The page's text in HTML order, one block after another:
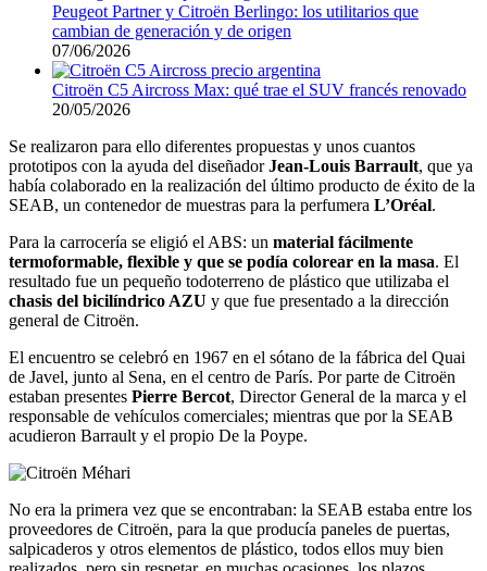
Peugeot Partner y Citroën Berlingo: los utilitarios que
cambian de generación y de origen
07/06/2026
Citroën C5 Aircross Max: qué trae el SUV francés renovado
20/05/2026
Se realizaron para ello diferentes propuestas y unos cuantos
prototipos con la ayuda del diseñadorJean-Louis Barrault, que ya
había colaborado en la realización del último producto de éxito de la
SEAB, un contenedor de muestras para la perfumera L’Oréal.
Para la carrocería se eligió el ABS: un material fácilmente
termoformable, flexible y que se podía colorear en la masa. El
resultado fue un pequeño todoterreno de plástico que utilizaba el
chasis del bicilíndrico AZU y que fue presentado a la dirección
general de Citroën.
El encuentro se celebró en 1967 en el sótano de la fábrica del Quai
de Javel, junto al Sena, en el centro de París. Por parte de Citroën
estaban presentes Pierre Bercot, Director General de la marca y el
responsable de vehículos comerciales; mientras que por la SEAB
acudieron Barrault y el propio De la Poype.
No era la primera vez que se encontraban: la SEAB estaba entre los
proveedores de Citroën, para la que producía paneles de puertas,
salpicaderos y otros elementos de plástico, todos ellos muy bien